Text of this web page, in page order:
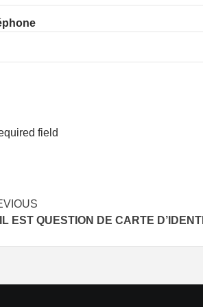
field
EST QUESTION DE CARTE